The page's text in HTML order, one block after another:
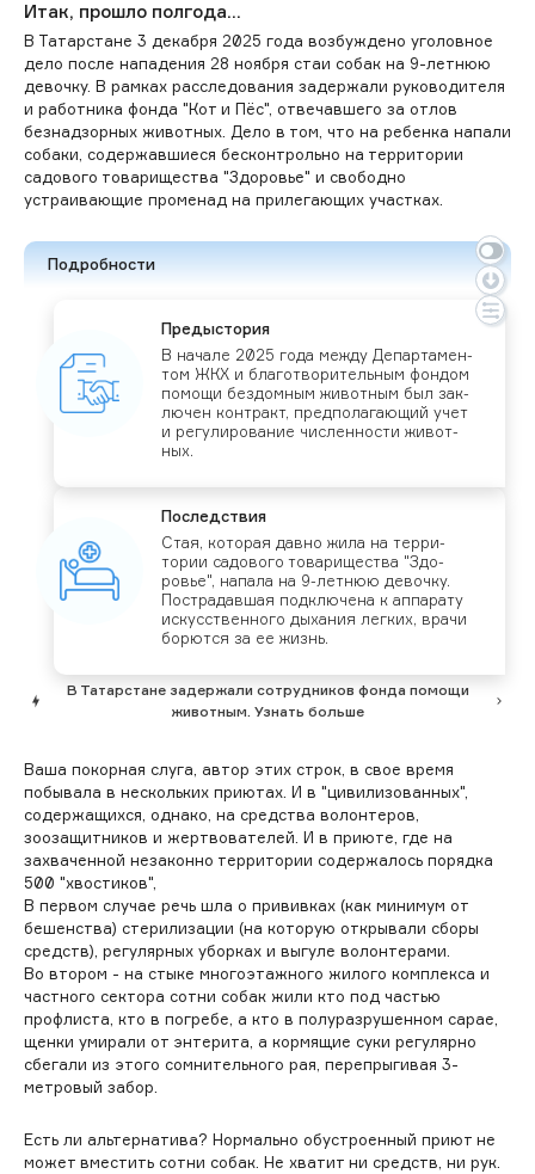
Итак, прошло полгода...
В Татарстане 3 декабря 2025 года возбуждено уголовное
дело после нападения 28 ноября стаи собак на 9-летнюю
девочку. В рамках расследования задержали руководителя
и работника фонда "Кот и Пёс", отвечавшего за отлов
безнадзорных животных. Дело в том, что на ребенка напали
собаки, содержавшиеся бесконтрольно на территории
садового товарищества "Здоровье" и свободно
устраивающие променад на прилегающих участках.
Подробности
Пре­дыс­то­рия
В на­чале 2025 го­да меж­ду Де­пар­та­мен­
том ЖКХ и бла­гот­во­ритель­ным фон­дом
по­мощи без­домным жи­вот­ным был зак­
лю­чен кон­тракт, пред­по­лага­ющий учет
и ре­гули­рова­ние чис­леннос­ти жи­вот­
ных.
Пос­ледс­твия
Стая, ко­торая дав­но жи­ла на тер­ри­
тории са­дово­го то­вари­щес­тва "Здо­
ровье", на­пала на 9-лет­нюю де­воч­ку.
Пос­тра­дав­шая под­клю­чена к ап­па­рату
ис­кусс­твен­но­го ды­хания лег­ких, вра­чи
бо­рют­ся за ее жизнь.
В Татарстане задержали сотрудников фонда помощи
животным. Узнать больше
Ваша покорная слуга, автор этих строк, в свое время
побывала в нескольких приютах. И в "цивилизованных",
содержащихся, однако, на средства волонтеров,
зоозащитников и жертвователей. И в приюте, где на
захваченной незаконно территории содержалось порядка
500 "хвостиков",
В первом случае речь шла о прививках (как минимум от
бешенства) стерилизации (на которую открывали сборы
средств), регулярных уборках и выгуле волонтерами.
Во втором - на стыке многоэтажного жилого комплекса и
частного сектора сотни собак жили кто под частью
профлиста, кто в погребе, а кто в полуразрушенном сарае,
щенки умирали от энтерита, а кормящие суки регулярно
сбегали из этого сомнительного рая, перепрыгивая 3-
метровый забор.
Есть ли альтернатива? Нормально обустроенный приют не
может вместить сотни собак. Не хватит ни средств, ни рук.